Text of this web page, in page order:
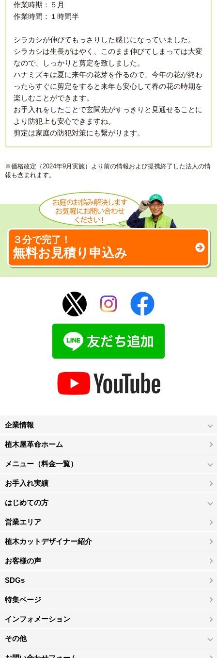
作業時期：５月
作業時間：１時間半
シラカシが伸びてもっさりした感じになっていました。
シラカシは生長がはやく、このまま伸びてしまっては大変
なので、しっかりと剪定を致しました。
ハナミズキは夏に来年の花芽を作るので、今年の花が終わ
ったらすぐに剪定をすると来年も安心して春の花の時期を
楽しむことができます。
お手入れをしたことで玄関先がすっきりと見通せることに
より防犯上も安心できますね。
剪定は家庭の防犯対策にも繋がります。
※価格改定（2024年9月実施）より前の情報および提携終了した法人の情
報も含まれます。
３分で完了！
無料お見積り申込み
企業情報
植木屋革命ホーム
メニュー（料金一覧）
お手入れ実績
はじめての方
営業エリア
植木カットデザイナー紹介
お客様の声
SDGs
特集ページ
インフォメーション
その他